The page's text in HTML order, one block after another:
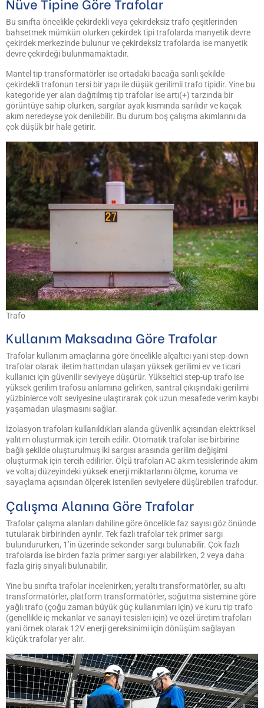
Bu sınıfta öncelikle çekirdekli veya çekirdeksiz trafo çeşitlerinden
bahsetmek mümkün olurken çekirdek tipi trafolarda manyetik devre
çekirdek merkezinde bulunur ve çekirdeksiz trafolarda ise manyetik
devre çekirdeği bulunmamaktadır.
Mantel tip transformatörler ise ortadaki bacağa sarılı şekilde
çekirdekli trafonun tersi bir yapı ile düşük gerilimli trafo tipidir. Yine bu
kategoride yer alan dağıtılmış tip trafolar ise artı(+) tarzında bir
görüntüye sahip olurken, sargılar ayak kısmında sarılıdır ve kaçak
akım neredeyse yok denilebilir. Bu durum boş çalışma akımlarını da
çok düşük bir hale getirir.
Trafo
Kullanım Maksadına Göre Trafolar
Trafolar kullanım amaçlarına göre öncelikle alçaltıcı yani step-down
trafolar olarak iletim hattından ulaşan yüksek gerilimi ev ve ticari
kullanıcı için güvenilir seviyeye düşürür. Yükseltici step-up trafo ise
yüksek gerilim trafosu anlamına gelirken, santral çıkışındaki gerilimi
yüzbinlerce volt seviyesine ulaştırarak çok uzun mesafede verim kaybı
yaşamadan ulaşmasını sağlar.
İzolasyon trafoları kullanıldıkları alanda güvenlik açısından elektriksel
yalıtım oluşturmak için tercih edilir. Otomatik trafolar ise birbirine
bağlı şekilde oluşturulmuş iki sargısı arasında gerilim değişimi
oluşturmak için tercih edilirler. Ölçü trafoları AC akım tesislerinde akım
ve voltaj düzeyindeki yüksek enerji miktarlarını ölçme, koruma ve
sayaçlama açısından ölçerek istenilen seviyelere düşürebilen trafodur.
Çalışma Alanına Göre Trafolar
Trafolar çalışma alanları dahiline göre öncelikle faz sayısı göz önünde
tutularak birbirinden ayrılır. Tek fazlı trafolar tek primer sargı
bulundururken, 1’in üzerinde sekonder sargı bulunabilir. Çok fazlı
trafolarda ise birden fazla primer sargı yer alabilirken, 2 veya daha
fazla giriş sinyali bulunabilir.
Yine bu sınıfta trafolar incelenirken; yeraltı transformatörler, su altı
transformatörler, platform transformatörler, soğutma sistemine göre
yağlı trafo (çoğu zaman büyük güç kullanımları için) ve kuru tip trafo
(genellikle iç mekanlar ve sanayi tesisleri için) ve özel üretim trafoları
yani örnek olarak 12V enerji gereksinimi için dönüşüm sağlayan
küçük trafolar yer alır.